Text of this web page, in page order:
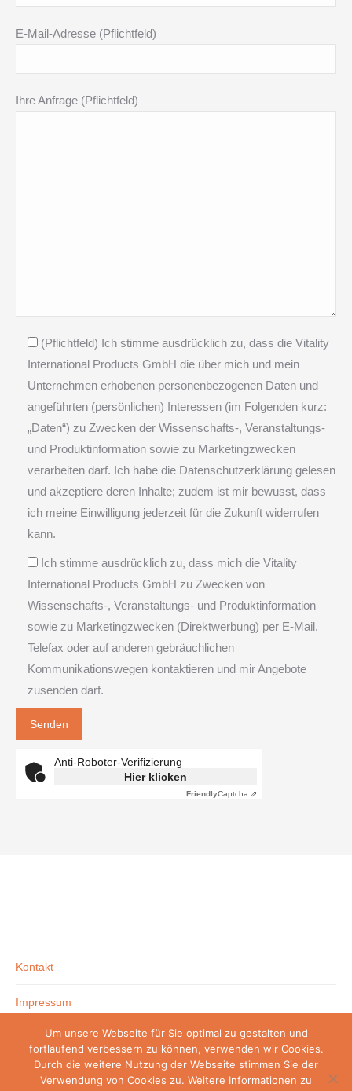
E-Mail-Adresse (Pflichtfeld)
Ihre Anfrage (Pflichtfeld)
(Pflichtfeld) Ich stimme ausdrücklich zu, dass die Vitality
International Products GmbH die über mich und mein
Unternehmen erhobenen personenbezogenen Daten und
angeführten (persönlichen) Interessen (im Folgenden kurz:
„Daten“) zu Zwecken der Wissenschafts-, Veranstaltungs-
und Produktinformation sowie zu Marketingzwecken
verarbeiten darf. Ich habe die Datenschutzerklärung gelesen
und akzeptiere deren Inhalte; zudem ist mir bewusst, dass
ich meine Einwilligung jederzeit für die Zukunft widerrufen
kann.
Ich stimme ausdrücklich zu, dass mich die Vitality
International Products GmbH zu Zwecken von
Wissenschafts-, Veranstaltungs- und Produktinformation
sowie zu Marketingzwecken (Direktwerbung) per E-Mail,
Telefax oder auf anderen gebräuchlichen
Kommunikationswegen kontaktieren und mir Angebote
zusenden darf.
Anti-Roboter-Verifizierung
Hier klicken
FriendlyCaptcha ⇗
Kontakt
Impressum
Datenschutzerklärung
Um unsere Webseite für Sie optimal zu gestalten und
fortlaufend verbessern zu können, verwenden wir Cookies.
Durch die weitere Nutzung der Webseite stimmen Sie der
Verwendung von Cookies zu. Weitere Informationen zu